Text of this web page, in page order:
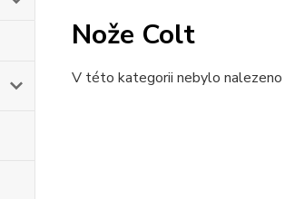
Nože Colt
V této kategorii nebylo nalezeno